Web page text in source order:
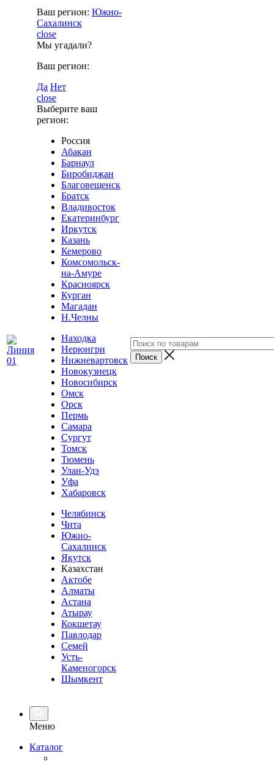
Ваш регион: Южно-
Сахалинск
close
Мы угадали?
Ваш регион:
Да Нет
close
Выберите ваш
регион:
Россия
Абакан
Барнаул
Биробиджан
Благовещенск
Братск
Владивосток
Екатеринбург
Иркутск
Казань
Кемерово
Комсомольск-
на-Амуре
Красноярск
Курган
Магадан
Н.Челны
Находка
Нерюнгри
Нижневартовск
Новокузнецк
Новосибирск
Омск
Орск
Пермь
Самара
Сургут
Томск
Тюмень
Улан-Удэ
Уфа
Хабаровск
Челябинск
Чита
Южно-
Сахалинск
Якутск
Казахстан
Актобе
Алматы
Астана
Атырау
Кокшетау
Павлодар
Семей
Усть-
Каменогорск
Шымкент
Меню
Каталог